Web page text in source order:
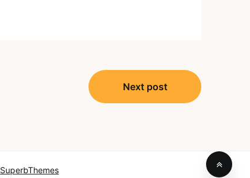
Next post
SuperbThemes